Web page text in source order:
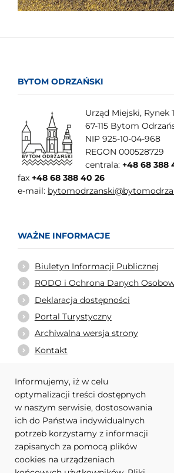
BYTOM ODRZAŃSKI
Urząd Miejski, Rynek 1
67-115 Bytom
NIP 925-10-04-968
REGON 000528729
centrala: +48 68 388
fax +48 68 388 40 26
e-mail:
WAŻNE INFORMACJE
Biuletyn Informacji Publicznej
RODO i Ochrona Danych
Deklaracja dostępności
Portal Turystyczny
Archiwalna wersja strony
Kontakt
WARTO ODWIEDZIĆ
Urząd Marszałkowski
Powiat nowosolski
Zrzeszenie Gmin Województwa
Informujemy, iż w celu
optymalizacji treści dostępnych
w naszym serwisie, dostosowania
ich do Państwa indywidualnych
potrzeb korzystamy z informacji
zapisanych za pomocą plików
cookies na urządzeniach